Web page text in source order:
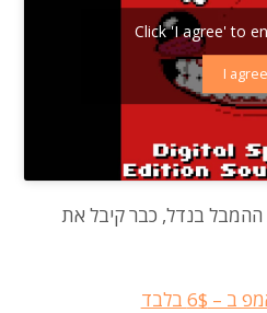
Click 'I agree' to
I agree
בנדל, כבר קיבל את
בלבד